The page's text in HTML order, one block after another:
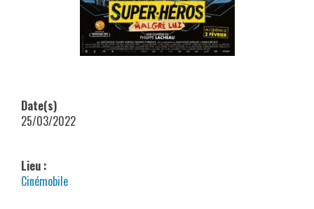
Date(s)
25/03/2022
Lieu :
Cinémobile